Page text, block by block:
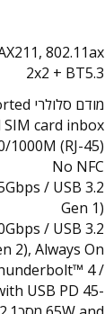
802.11ax
2x2 + BT5.3
מודם סלולרי Not Supported
card inbox
1000M (RJ-45)
No NFC
/ USB 3.2
Gen 1)
/ USB 3.2
2), Always On
4 /
USB PD 45-